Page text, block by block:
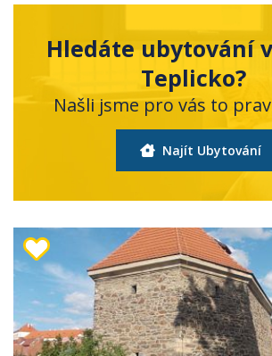
Hledáte ubytování
Teplicko?
Našli jsme pro vás to
Najít Ubytování